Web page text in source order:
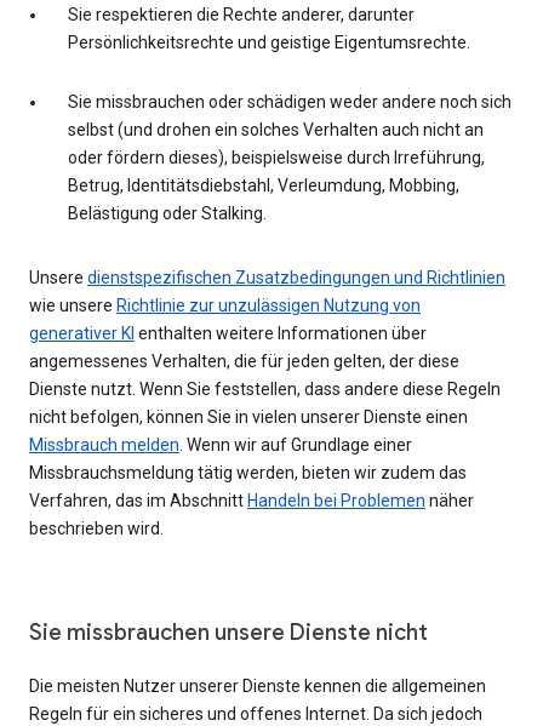
Sie respektieren die Rechte anderer, darunter
Persönlichkeitsrechte und geistige Eigentumsrechte.
Sie missbrauchen oder schädigen weder andere noch sich
selbst (und drohen ein solches Verhalten auch nicht an
oder fördern dieses), beispielsweise durch Irreführung,
Betrug, Identitätsdiebstahl, Verleumdung, Mobbing,
Belästigung oder Stalking.
Unsere dienstspezifischen Zusatzbedingungen und Richtlinien
wie unsere Richtlinie zur unzulässigen Nutzung von
generativer KI enthalten weitere Informationen über
angemessenes Verhalten, die für jeden gelten, der diese
Dienste nutzt. Wenn Sie feststellen, dass andere diese Regeln
nicht befolgen, können Sie in vielen unserer Dienste einen
Missbrauch melden. Wenn wir auf Grundlage einer
Missbrauchsmeldung tätig werden, bieten wir zudem das
Verfahren, das im Abschnitt Handeln bei Problemen näher
beschrieben wird.
Sie missbrauchen unsere Dienste nicht
Die meisten Nutzer unserer Dienste kennen die allgemeinen
Regeln für ein sicheres und offenes Internet. Da sich jedoch